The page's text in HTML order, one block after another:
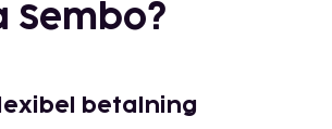
Sembo?
betalning